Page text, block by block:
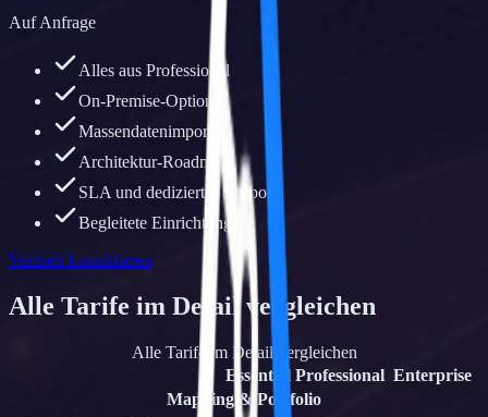
Auf Anfrage
Alles aus Professional
On-Premise-Option
Massendatenimport
Architektur-Roadmap
SLA und dedizierter Support
Begleitete Einrichtung
Vertrieb kontaktieren
Alle Tarife im Detail vergleichen
Alle Tarife im Detail vergleichen
Essential Professional Enterprise
Mapping & Portfolio